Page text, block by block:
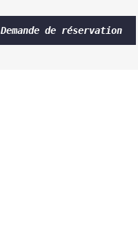
Demande de réservation